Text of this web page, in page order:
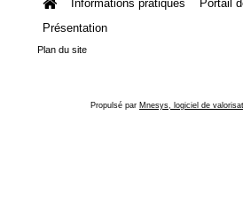
Informations pratiques
Portail
Présentation
Plan du site
Propulsé par Mnesys, logiciel de